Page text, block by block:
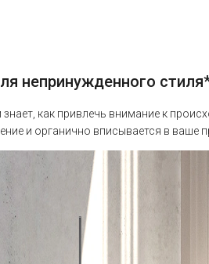
непринужденного
как привлечь внимание к
и органично вписывается в ваше